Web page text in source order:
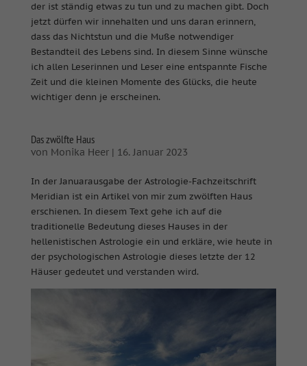
der ist ständig etwas zu tun und zu machen gibt. Doch
jetzt dürfen wir innehalten und uns daran erinnern,
dass das Nichtstun und die Muße notwendiger
Bestandteil des Lebens sind. In diesem Sinne wünsche
ich allen Leserinnen und Leser eine entspannte Fische
Zeit und die kleinen Momente des Glücks, die heute
wichtiger denn je erscheinen.
Das zwölfte Haus
von Monika Heer| 16. Januar 2023
In der Januarausgabe der Astrologie-Fachzeitschrift
Meridian ist ein Artikel von mir zum zwölften Haus
erschienen. In diesem Text gehe ich auf die
traditionelle Bedeutung dieses Hauses in der
hellenistischen Astrologie ein und erkläre, wie heute in
der psychologischen Astrologie dieses letzte der 12
Häuser gedeutet und verstanden wird.